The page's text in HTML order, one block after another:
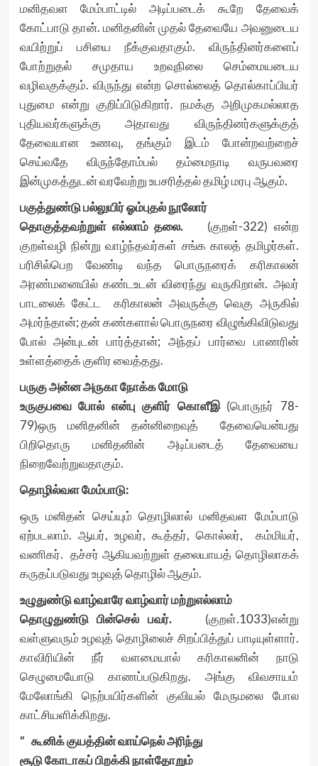
மனிதவள மேம்பாட்டில் அடிப்படைக் கூறே தேவைக்
கோட்பாடு தான். மனிதனின் முதல் தேவையே அவனுடைய
வயிற்றுப் பசியை நீக்குவதாகும். விருந்தினர்களைப்
போற்றுதல் சமுதாய உறவுநிலை செம்மையடைய
வழிவகுக்கும். விருந்து என்ற சொல்லைத் தொல்காப்பியர்
புதுமை என்று குறிப்பிடுகிறார். நமக்கு அறிமுகமல்லாத
புதியவர்களுக்கு அதாவது விருந்தினர்களுக்குத்
தேவையான உணவு, தங்கும் இடம் போன்றவற்றைச்
செய்வதே விருந்தோம்பல் தம்மைநாடி வருபவரை
இன்முகத்துடன் வரவேற்று உபசரித்தல் தமிழ் மரபு ஆகும்.
பகுத்துண்டு பல்லுயிர் ஓம்புதல் நூலோர்
தொகுத்தவற்றுள் எல்லாம் தலை. (குறள்-322) என்ற
குறள்வழி நின்று வாழ்ந்தவர்கள் சங்க காலத் தமிழர்கள்.
பரிசில்பெற வேண்டி வந்த பொருநரைக் கரிகாலன்
அரண்மனையில் கண்டஉடன் விரைந்து வருகிறான். அவர்
பாடலைக் கேட்ட கரிகாலன் அவருக்கு வெகு அருகில்
அமர்ந்தான்; தன் கண்களால் பொருநரை விழுங்கிவிடுவது
போல் அன்புடன் பார்த்தான்; அந்தப் பார்வை பாணரின்
உள்ளத்தைக் குளிர வைத்தது.
பருகு அன்ன அருகா நோக்க மோடு
உருகுபவை போல் என்பு குளிர் கொளீஇ (பொருநர் 78-
79)ஒரு மனிதனின் தன்னிறைவுத் தேவையென்பது
பிறிதொரு மனிதனின் அடிப்படைத் தேவையை
நிறைவேற்றுவதாகும்.
தொழில்வள மேம்பாடு:
ஒரு மனிதன் செய்யும் தொழிலால் மனிதவள மேம்பாடு
ஏற்படலாம். ஆயர், உழவர், கூத்தர், கொல்லர், கம்மியர்,
வணிகர். தச்சர் ஆகியவற்றுள் தலையாயத் தொழிலாகக்
கருதப்படுவது உழவுத் தொழில் ஆகும்.
உழுதுண்டு வாழ்வாரே வாழ்வார் மற்றுஎல்லாம்
தொழுதுண்டு பின்செல் பவர். (குறள்.1033)என்று
வள்ளுவரும் உழவுத் தொழிலைச் சிறப்பித்துப் பாடியுள்ளார்.
காவிரியின் நீர் வளமையால் கரிகாலனின் நாடு
செழுமையோடு காணப்படுகிறது. அங்கு விவசாயம்
மேலோங்கி நெற்பயிர்களின் குவியல் மேருமலை போல
காட்சியளிக்கிறது.
“ கூனிக் குயத்தின் வாய்நெல் அரிந்து
சூடு கோடாகப் பிறக்கி நாள்தோறும்